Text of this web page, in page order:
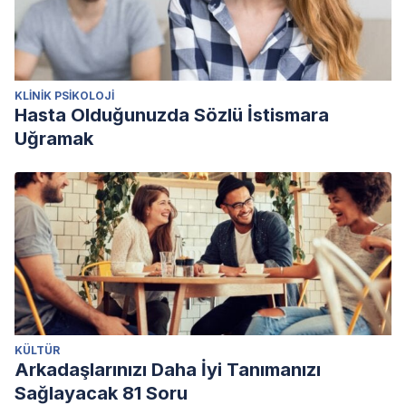
KLINIK PSIKOLOJI
Hasta Olduğunuzda Sözlü İstismara
Uğramak
KÜLTÜR
Arkadaşlarınızı Daha İyi Tanımanızı
Sağlayacak 81 Soru